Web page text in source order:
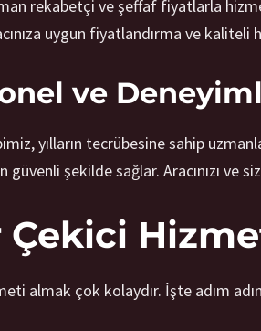
rekabetçi ve şeffaf fiyatlarla
uygun fiyatlandırma ve
ve
yılların tecrübesine sahip
güvenli şekilde sağlar. Aracınızı ve
almak çok kolaydır. İşte adım